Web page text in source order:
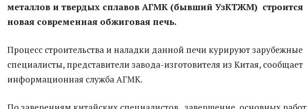
металлов и твердых сплавов АГМК (бывший УзКТЖМ) строится
новая современная обжиговая печь.
Процесс строительства и наладки данной печи курируют зарубежные
специалисты, представители завода-изготовителя из Китая, сообщает
информационная служба АГМК.